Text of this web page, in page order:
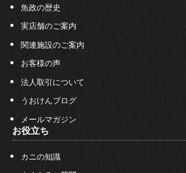
魚政の歴史
実店舗のご案内
関連施設のご案内
お客様の声
法人取引について
うおけんブログ
メールマガジン
お役立ち
カニの知識